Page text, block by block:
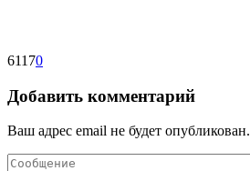
61170
Добавить комментарий
Ваш адрес email не будет опубликован.